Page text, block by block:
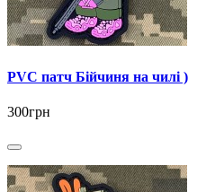
PVC патч Бійчиня на чилі )
300грн